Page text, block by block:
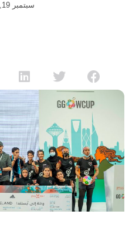
سبتمبر 19, 2021